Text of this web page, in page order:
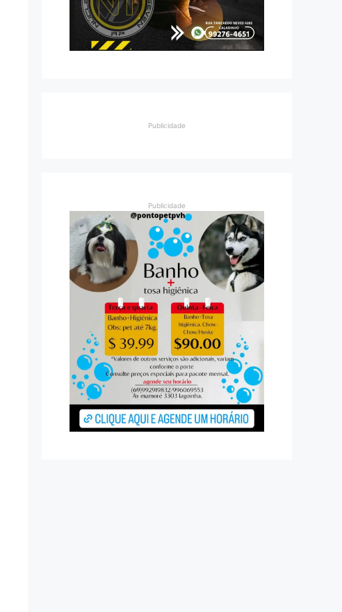
Publicidade
Publicidade